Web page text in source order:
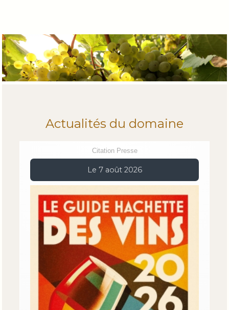
Actualités du domaine
Citation Presse
Le 7 août 2026